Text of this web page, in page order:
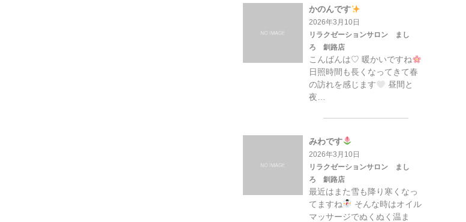
かのんです
2026年3月10日
リラクゼーションサロン まし
ろ 釧路店
こんばんは♡ 暖かいですね
日照時間も長くなってきて春
の訪れを感じます
昼間と
夜…
みわです
2026年3月10日
リラクゼーションサロン まし
ろ 釧路店
最近はまた雪も降り寒くなっ
てますね
そんな時はオイル
マッサージでぬくぬく温ま